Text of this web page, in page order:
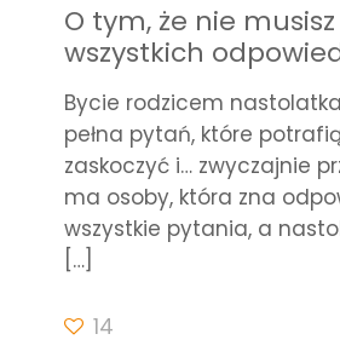
O tym, że nie
wszystkich
Bycie rodzicem
pełna pytań, które
zaskoczyć i… zwyczajnie
ma osoby, która zna
wszystkie pytania, a
[…]
14